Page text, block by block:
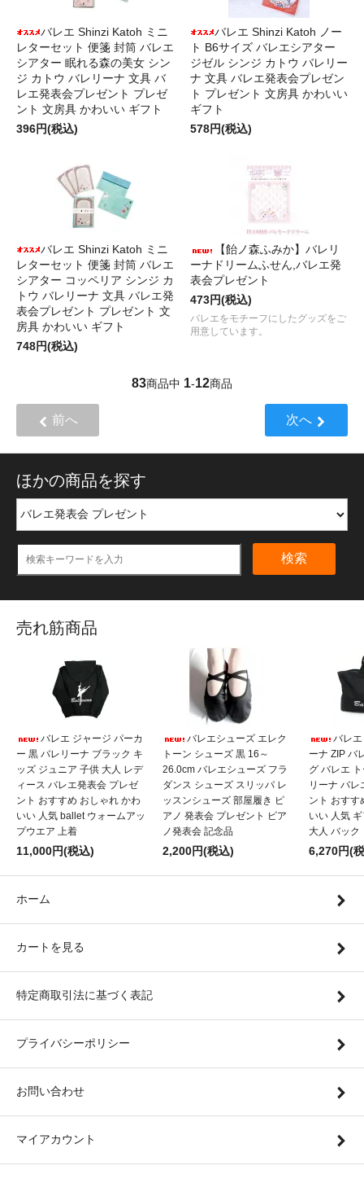
バレエ Shinzi Katoh ミニ
レターセット 便箋 封筒 バレエ
シアター 眠れる森の美女 シン
ジ カトウ バレリーナ 文具 バ
レエ発表会プレゼント プレゼ
ント 文房具 かわいい ギフト
396円(税込)
バレエ Shinzi Katoh ノー
ト B6サイズ バレエシアター
ジゼル シンジ カトウ バレリー
ナ 文具 バレエ発表会プレゼン
ト プレゼント 文房具 かわいい
ギフト
578円(税込)
バレエ Shinzi Katoh ミニ
レターセット 便箋 封筒 バレエ
シアター コッペリア シンジ カ
トウ バレリーナ 文具 バレエ発
表会プレゼント プレゼント 文
房具 かわいい ギフト
748円(税込)
【飴ノ森ふみか】バレリ
ーナドリームふせん,バレエ発
表会プレゼント
473円(税込)
バレエをモチーフにしたグッズをご
用意しています。
83商品中 1-12商品
前へ 次へ
ほかの商品を探す
検索
売れ筋商品
バレエ ジャージ パーカ
ー 黒 バレリーナ ブラック キ
ッズ ジュニア 子供 大人 レデ
ィース バレエ発表会 プレゼ
ント おすすめ おしゃれ かわ
いい 人気 ballet ウォームアッ
プウエア 上着
11,000円(税込)
バレエシューズ エレク
トーン シューズ 黒 16～
26.0cm バレエシューズ フラ
ダンス シューズ スリッパ レ
ッスンシューズ 部屋履き ピ
アノ 発表会 プレゼント ピア
ノ発表会 記念品
2,200円(税込)
バレ
ーナ ZIP バ
グ バレエ
リーナ バレ
ント おすす
いい 人気
大人 バック
6,270円(
ホーム
カートを見る
特定商取引法に基づく表記
プライバシーポリシー
お問い合わせ
マイアカウント